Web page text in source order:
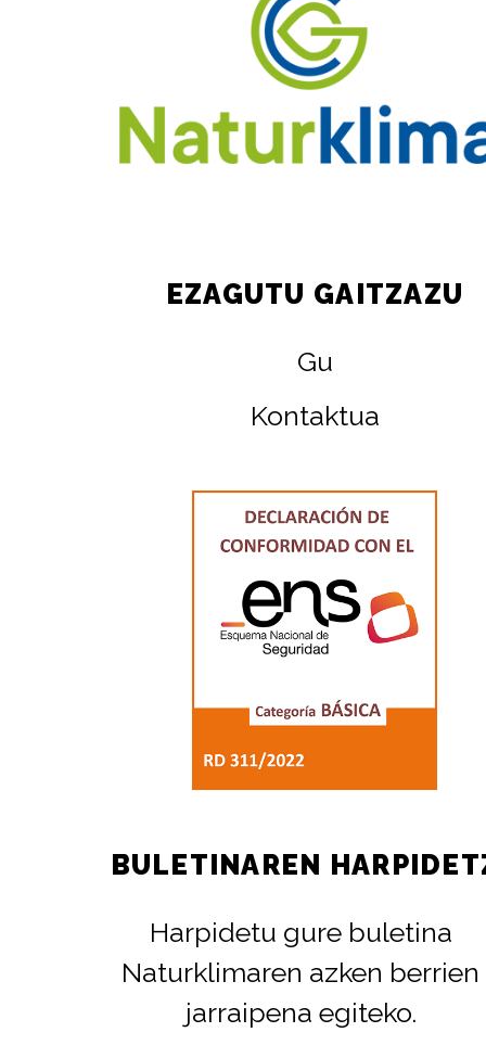
EZAGUTU GAITZAZU
Gu
Kontaktua
BULETINAREN
Harpidetu gure buletina
Naturklimaren azken berrien
jarraipena egiteko.